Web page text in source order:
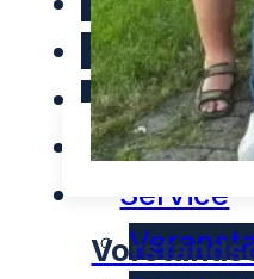
Spenden
Service